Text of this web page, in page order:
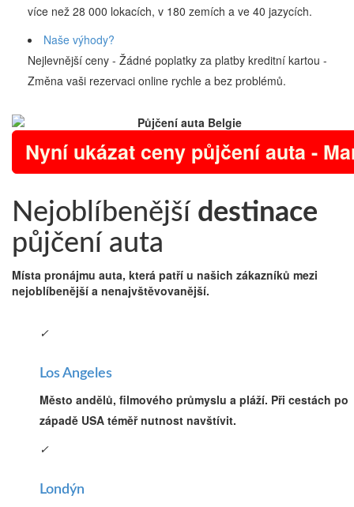
více než 28 000 lokacích, v 180 zemích a ve 40 jazycích.
Naše výhody?
Nejlevnější ceny - Žádné poplatky za platby kreditní kartou -
Změna vaši rezervaci online rychle a bez problémů.
Nyní ukázat ceny půjčení auta -
Nejoblíbenější destinace
půjčení auta
Místa pronájmu auta, která patří u našich zákazníků mezi
nejoblíbenější a nenajvštěvovanější.
✓
Los Angeles
Město andělů, filmového průmyslu a pláží. Při cestách po
západě USA téměř nutnost navštívit.
✓
Londýn